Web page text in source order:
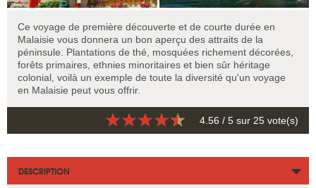
Ce voyage de première découverte et de courte durée en
Malaisie vous donnera un bon aperçu des attraits de la
péninsule. Plantations de thé, mosquées richement décorées,
forêts primaires, ethnies minoritaires et bien sûr héritage
colonial, voilà un exemple de toute la diversité qu'un voyage
en Malaisie peut vous offrir.
4.56 / 5 sur 25 vote(s)
DESCRIPTION